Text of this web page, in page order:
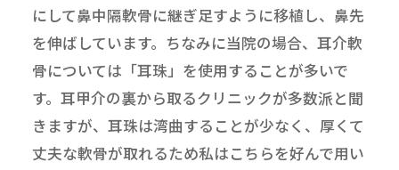
にして鼻中隔軟骨に継ぎ足すように移植し、鼻先
を伸ばしています。ちなみに当院の場合、耳介軟
骨については「耳珠」を使用することが多いで
す。耳甲介の裏から取るクリニックが多数派と聞
きますが、耳珠は湾曲することが少なく、厚くて
丈夫な軟骨が取れるため私はこちらを好んで用い